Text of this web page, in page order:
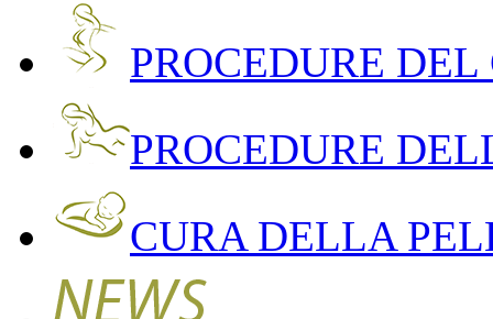
PROCEDURE DEL
PROCEDURE
CURA DELLA